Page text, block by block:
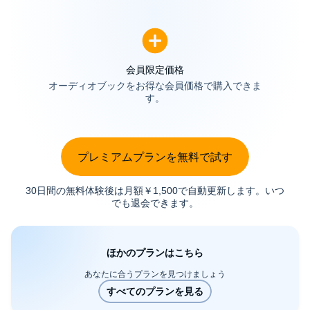
会員限定価格
オーディオブックをお得な会員価格で購入できま
す。
プレミアムプランを無料で試す
30日間の無料体験後は月額￥1,500で自動更新します。いつ
でも退会できます。
ほかのプランはこちら
あなたに合うプランを見つけましょう